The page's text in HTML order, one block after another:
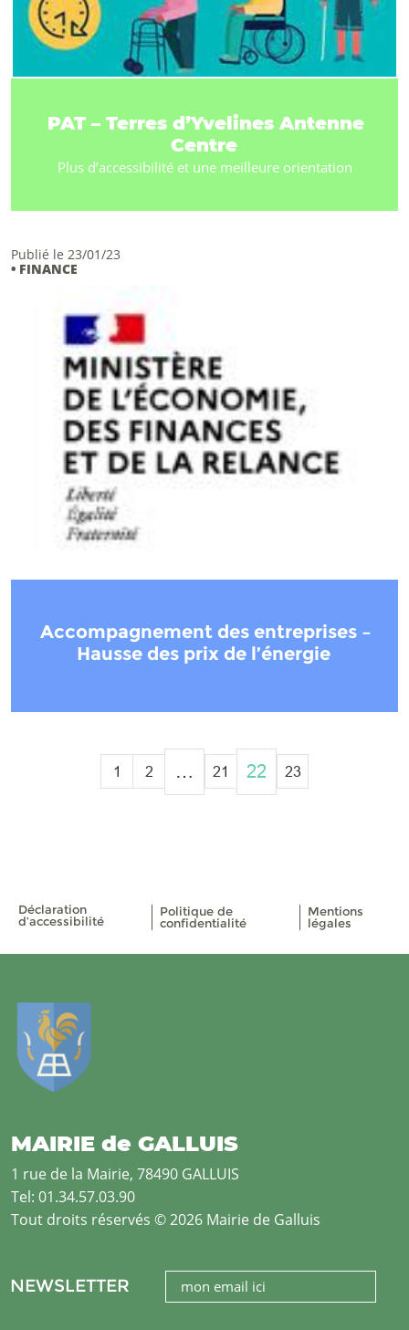
PAT – Terres d’Yvelines Antenne
Centre
Plus d’accessibilité et une meilleure orientation
Publié le 23/01/23
• FINANCE
Accompagnement des entreprises –
Hausse des prix de l’énergie
1 2 … 21 22 23
Déclaration
d’accessibilité
Politique de
confidentialité
Mentions
légales
MAIRIE de GALLUIS
1 rue de la Mairie, 78490 GALLUIS
Tel: 01.34.57.03.90
Tout droits réservés © 2026 Mairie de Galluis
NEWSLETTER